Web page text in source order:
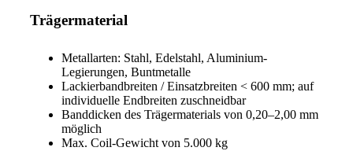
Trägermaterial
Metallarten: Stahl, Edelstahl, Aluminium-
Legierungen, Buntmetalle
Lackierbandbreiten / Einsatzbreiten < 600 mm; auf
individuelle Endbreiten zuschneidbar
Banddicken des Trägermaterials von 0,20–2,00 mm
möglich
Max. Coil-Gewicht von 5.000 kg